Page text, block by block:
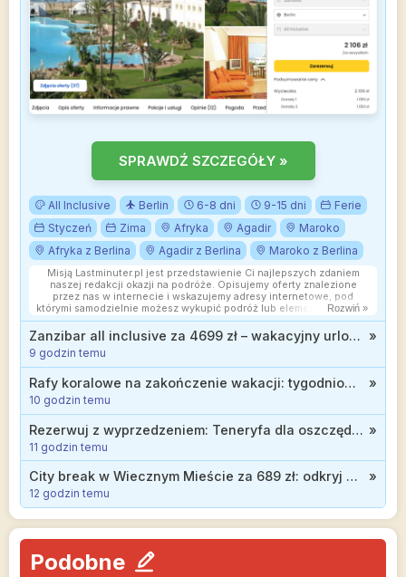
SPRAWDŹ SZCZEGÓŁY »
All Inclusive Berlin 6-8 dni 9-15 dni
Ferie
Styczeń
Zima Afryka Agadir
Maroko
Afryka z Berlina
Agadir z Berlina Maroko z Berlina
Misją Lastminuter.pl jest przedstawienie Ci najlepszych zdaniem
naszej redakcji okazji na podróże. Opisujemy oferty znalezione
przez nas w internecie i wskazujemy adresy internetowe, pod
którymi samodzielnie możesz wykupić podróż lub elementy podróży.
Ceny w artykułach są aktualne w chwili publikacji. Możemy
otrzymywać wynagrodzenie od partnerów handlowych, do których
Cię przekierowujemy. Nie ma to wpływu na cenę Twojej wycieczki.
Rozwiń »
Zanzibar all inclusive za 4699 zł – wakacyjny urlop marzeń w luksusowym 5* SBH Kilindini przy plaży »
9 godzin temu
Rafy koralowe na zakończenie wakacji: tygodniowe all inclusive w 3* hotelu w Egipcie od 2399 zł »
10 godzin temu
Rezerwuj z wyprzedzeniem: Teneryfa dla oszczędnych, tydzień w hotelu z wyżywieniem od 1606 zł »
11 godzin temu
City break w Wiecznym Mieście za 689 zł: odkryj atrakcje Rzymu w trakcie jesiennej wycieczki »
12 godzin temu
Podobne